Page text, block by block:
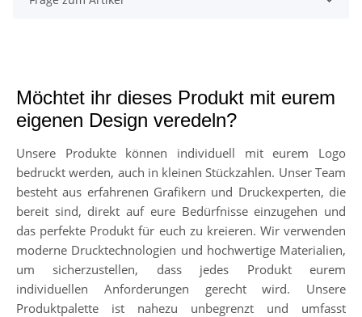
Möchtet ihr dieses Produkt mit eurem
eigenen Design veredeln?
Unsere Produkte können individuell mit eurem Logo
bedruckt werden, auch in kleinen Stückzahlen. Unser Team
besteht aus erfahrenen Grafikern und Druckexperten, die
bereit sind, direkt auf eure Bedürfnisse einzugehen und
das perfekte Produkt für euch zu kreieren. Wir verwenden
moderne Drucktechnologien und hochwertige Materialien,
um sicherzustellen, dass jedes Produkt eurem
individuellen Anforderungen gerecht wird. Unsere
Produktpalette ist nahezu unbegrenzt und umfasst